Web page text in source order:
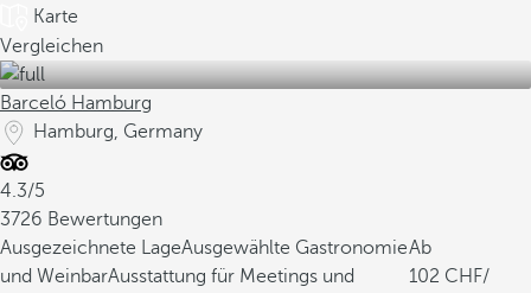
Karte
Vergleichen
Barceló Hamburg
Hamburg, Germany
4.3/5
3726 Bewertungen
Ausgezeichnete LageAusgewählte Gastronomie
und WeinbarAusstattung für Meetings und
Ab
102
/